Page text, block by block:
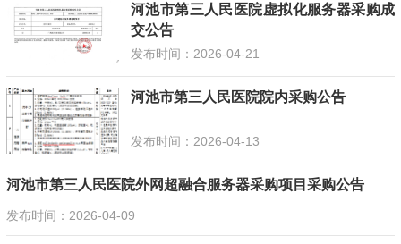
河池市第三人民医院虚拟化服务器采购成
交公告
发布时间：2026-04-21
河池市第三人民医院院内采购公告
发布时间：2026-04-13
河池市第三人民医院外网超融合服务器采购项目采购公告
发布时间：2026-04-09